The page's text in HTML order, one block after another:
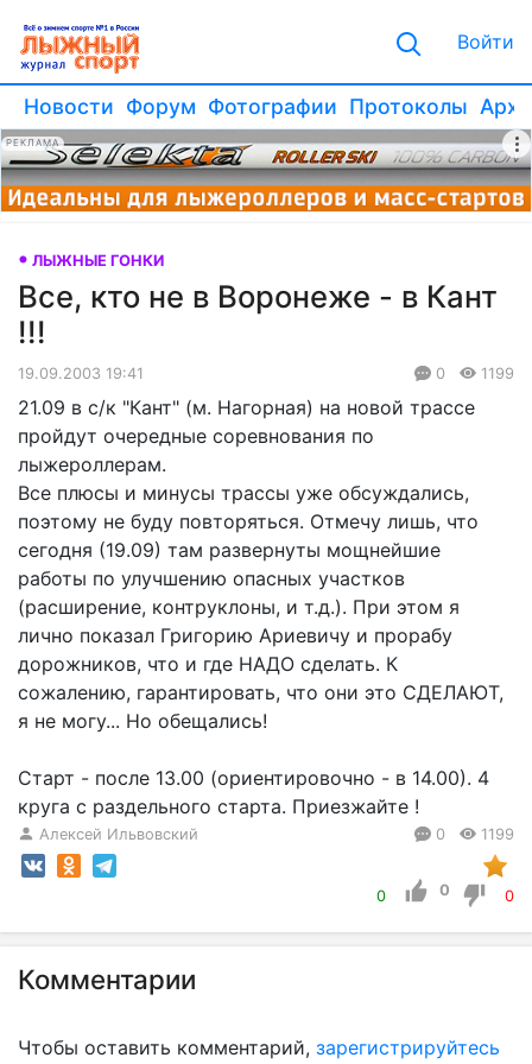
Войти
Новости Форум Фотографии Протоколы
РЕКЛАМА
ЛЫЖНЫЕ ГОНКИ
Все, кто не в Воронеже - в Кант
!!!
19.09.2003 19:41 0 1199
21.09 в с/к "Кант" (м. Нагорная) на новой трассе
пройдут очередные соревнования по
лыжероллерам.
Все плюсы и минусы трассы уже обсуждались,
поэтому не буду повторяться. Отмечу лишь, что
сегодня (19.09) там развернуты мощнейшие
работы по улучшению опасных участков
(расширение, контруклоны, и т.д.). При этом я
лично показал Григорию Ариевичу и прорабу
дорожников, что и где НАДО сделать. К
сожалению, гарантировать, что они это СДЕЛАЮТ,
я не могу... Но обещались!
Старт - после 13.00 (ориентировочно - в 14.00). 4
круга с раздельного старта. Приезжайте !
Алексей Ильвовский 0 1199
0 0 0
Комментарии
Чтобы оставить комментарий, зарегистрируйтесь